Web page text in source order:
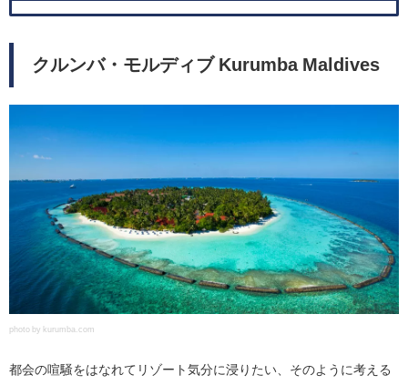
クルンバ・モルディブ Kurumba Maldives
photo by kurumba.com
都会の喧騒をはなれてリゾート気分に浸りたい、そのように考える